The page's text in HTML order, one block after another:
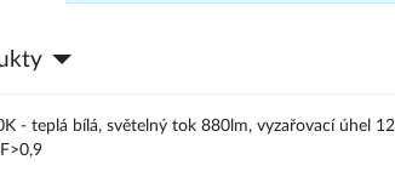
- teplá bílá, světelný tok 880lm, vyzařovací úhel